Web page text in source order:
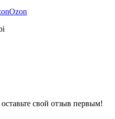
Ozon
свой отзыв первым!